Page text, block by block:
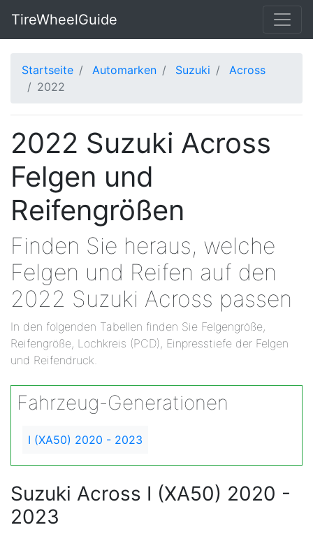
TireWheelGuide
Startseite Automarken Suzuki
Across
2022
2022 Suzuki Across
Felgen und
Reifengrößen
Finden Sie heraus, welche
Felgen und Reifen auf den
2022 Suzuki Across passen
In den folgenden Tabellen finden Sie Felgengröße,
Reifengröße, Lochkreis (PCD), Einpresstiefe der Felgen
und Reifendruck.
Fahrzeug-Generationen
I (XA50) 2020 - 2023
Suzuki Across I (XA50) 2020 -
2023